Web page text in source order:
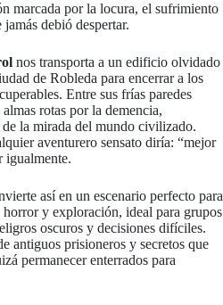
marcada por la locura, el sufrimiento
debió despertar.
nos transporta a un edificio olvidado
de Robleda para encerrar a los
Entre sus frías paredes
rotas por la demencia,
de la mirada del mundo civilizado.
aventurero sensato diría: “mejor
igualmente.
así en un escenario perfecto para
horror y exploración, ideal para grupos
oscuros y decisiones difíciles.
antiguos prisioneros y secretos que
permanecer enterrados para